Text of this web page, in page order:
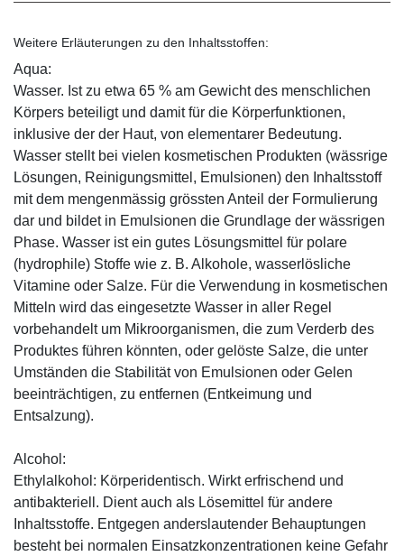
Weitere Erläuterungen zu den Inhaltsstoffen:
Aqua:
Wasser. Ist zu etwa 65 % am Gewicht des menschlichen
Körpers beteiligt und damit für die Körperfunktionen,
inklusive der der Haut, von elementarer Bedeutung.
Wasser stellt bei vielen kosmetischen Produkten (wässrige
Lösungen, Reinigungsmittel, Emulsionen) den Inhaltsstoff
mit dem mengenmässig grössten Anteil der Formulierung
dar und bildet in Emulsionen die Grundlage der wässrigen
Phase. Wasser ist ein gutes Lösungsmittel für polare
(hydrophile) Stoffe wie z. B. Alkohole, wasserlösliche
Vitamine oder Salze. Für die Verwendung in kosmetischen
Mitteln wird das eingesetzte Wasser in aller Regel
vorbehandelt um Mikroorganismen, die zum Verderb des
Produktes führen könnten, oder gelöste Salze, die unter
Umständen die Stabilität von Emulsionen oder Gelen
beeinträchtigen, zu entfernen (Entkeimung und
Entsalzung).
Alcohol:
Ethylalkohol: Körperidentisch. Wirkt erfrischend und
antibakteriell. Dient auch als Lösemittel für andere
Inhaltsstoffe. Entgegen anderslautender Behauptungen
besteht bei normalen Einsatzkonzentrationen keine Gefahr